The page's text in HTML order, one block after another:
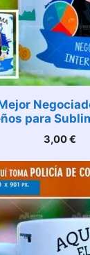
para
3,00€